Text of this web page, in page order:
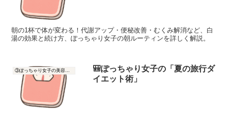
朝の1杯で体が変わる！代謝アップ・便秘改善・むくみ解消など、白
湯の効果と続け方、ぽっちゃり女子の朝ルーティンを詳しく解説。
③ぽっちゃり女子の美容と健康
🎒ぽっちゃり女子の「夏の旅行ダ
イエット術」